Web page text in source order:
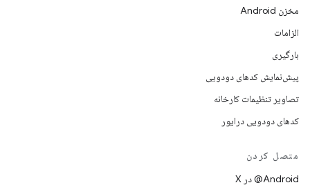
مخزن Android
الزامات
بارگیری
پیش‌نمایش کدهای دودویی
تصاویر تنظیمات کارخانه
کدهای دودویی درایور
متصل کردن
‫‎@Android در X